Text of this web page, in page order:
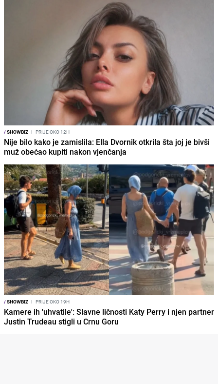
/SHOWBIZ I PRIJE OKO 12H
Nije bilo kako je zamislila: Ella Dvornik otkrila šta joj je bivši
muž obećao kupiti nakon vjenčanja
/SHOWBIZ I PRIJE OKO 19H
Kamere ih 'uhvatile': Slavne ličnosti Katy Perry i njen partner
Justin Trudeau stigli u Crnu Goru